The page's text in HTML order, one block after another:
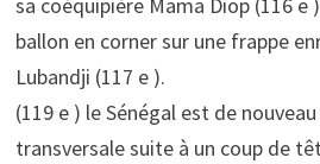
ballon en corner sur une frappe
Lubandji (117 e ).
(119 e ) le Sénégal est de
transversale suite à un coup de